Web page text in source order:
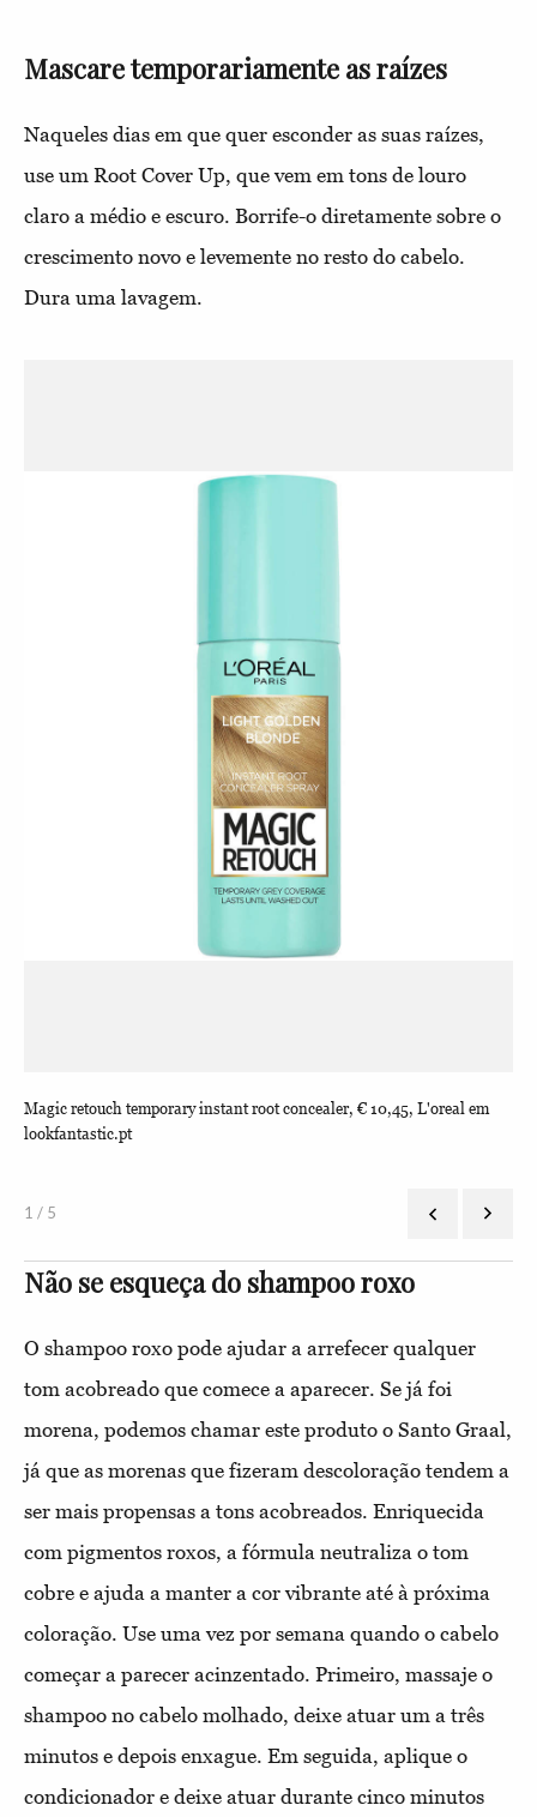
Mascare temporariamente as raízes
Naqueles dias em que quer esconder as suas raízes,
use um Root Cover Up, que vem em tons de louro
claro a médio e escuro. Borrife-o diretamente sobre o
crescimento novo e levemente no resto do cabelo.
Dura uma lavagem.
Magic retouch temporary instant root concealer, € 10,45, L'oreal em
lookfantastic.pt
1 / 5
Não se esqueça do shampoo roxo
O shampoo roxo pode ajudar a arrefecer qualquer
tom acobreado que comece a aparecer. Se já foi
morena, podemos chamar este produto o Santo Graal,
já que as morenas que fizeram descoloração tendem a
ser mais propensas a tons acobreados. Enriquecida
com pigmentos roxos, a fórmula neutraliza o tom
cobre e ajuda a manter a cor vibrante até à próxima
coloração. Use uma vez por semana quando o cabelo
começar a parecer acinzentado. Primeiro, massaje o
shampoo no cabelo molhado, deixe atuar um a três
minutos e depois enxague. Em seguida, aplique o
condicionador e deixe atuar durante cinco minutos